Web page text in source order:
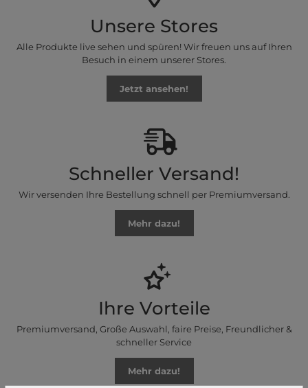
Unsere Stores
Alle Produkte live sehen und spüren! Wir freuen uns auf Ihren
Besuch in einem unserer Stores.
Jetzt ansehen!
Schneller Versand!
Wir versenden Ihre Bestellung schnell per Premiumversand.
Mehr dazu!
Ihre Vorteile
Premiumversand, Große Auswahl, faire Preise, Freundlicher &
schneller Service
Mehr dazu!